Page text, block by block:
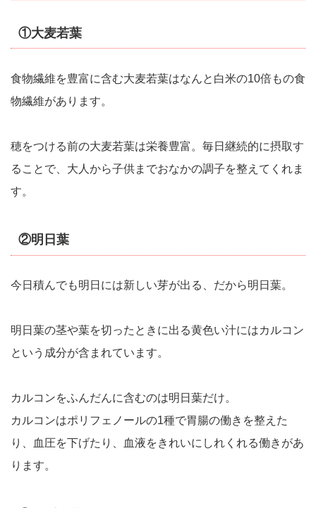
①大麦若葉
食物繊維を豊富に含む大麦若葉はなんと白米の10倍もの食
物繊維があります。
穂をつける前の大麦若葉は栄養豊富。毎日継続的に摂取す
ることで、大人から子供までおなかの調子を整えてくれま
す。
②明日葉
今日積んでも明日には新しい芽が出る、だから明日葉。
明日葉の茎や葉を切ったときに出る黄色い汁にはカルコン
という成分が含まれています。
カルコンをふんだんに含むのは明日葉だけ。
カルコンはポリフェノールの1種で胃腸の働きを整えた
り、血圧を下げたり、血液をきれいにしれくれる働きがあ
ります。